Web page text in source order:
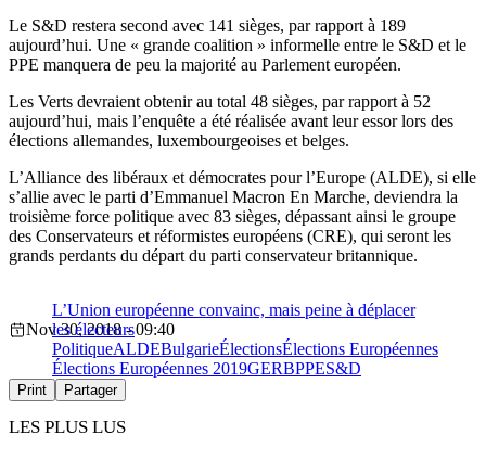
Le S&D restera second avec 141 sièges, par rapport à 189
aujourd’hui. Une « grande coalition » informelle entre le S&D et le
PPE manquera de peu la majorité au Parlement européen.
Les Verts devraient obtenir au total 48 sièges, par rapport à 52
aujourd’hui, mais l’enquête a été réalisée avant leur essor lors des
élections allemandes, luxembourgeoises et belges.
L’Alliance des libéraux et démocrates pour l’Europe (ALDE), si elle
s’allie avec le parti d’Emmanuel Macron En Marche, deviendra la
troisième force politique avec 83 sièges, dépassant ainsi le groupe
des Conservateurs et réformistes européens (CRE), qui seront les
grands perdants du départ du parti conservateur britannique.
L’Union européenne convainc, mais peine à déplacer
les électeurs
Nov 30, 2018 - 09:40
PolitiqueALDEBulgarieÉlectionsÉlections Européennes
Élections Européennes 2019GERBPPES&D
Print Partager
LES PLUS LUS